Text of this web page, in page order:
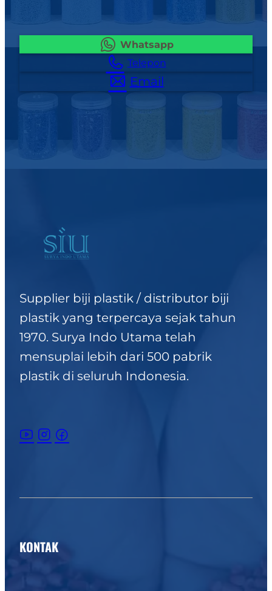
Whatsapp
Telepon
Email
Supplier biji plastik / distributor biji
plastik yang terpercaya sejak tahun
1970. Surya Indo Utama telah
mensuplai lebih dari 500 pabrik
plastik di seluruh Indonesia.
KONTAK